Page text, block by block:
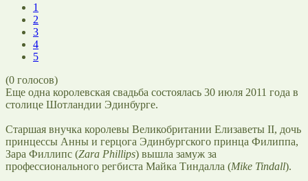
1
2
3
4
5
(0 голосов)
Еще одна королевская свадьба состоялась 30 июля 2011 года в
столице Шотландии Эдинбурге.
Старшая внучка королевы Великобритании Елизаветы II, дочь
принцессы Анны и герцога Эдинбургского принца Филиппа,
Зара Филлипс (Zara Phillips) вышла замуж за
профессионального регбиста Майка Тиндалла (Mike Tindall).